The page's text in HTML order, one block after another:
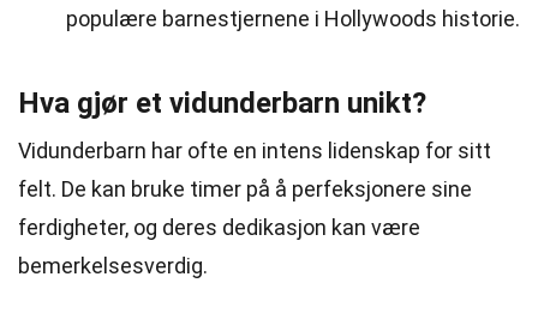
populære barnestjernene i Hollywoods historie.
Hva gjør et vidunderbarn unikt?
Vidunderbarn har ofte en intens lidenskap for sitt
felt. De kan bruke timer på å perfeksjonere sine
ferdigheter, og deres dedikasjon kan være
bemerkelsesverdig.